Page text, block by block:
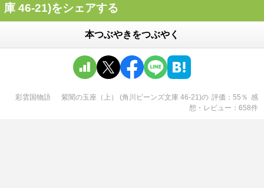
庫 46-21)をシェアする
本つぶやきをつぶやく
彩雲国物語 紫闇の玉座（上） (角川ビーンズ文庫 46-21)の 評価 55 ％ 感
想・レビュー
658件